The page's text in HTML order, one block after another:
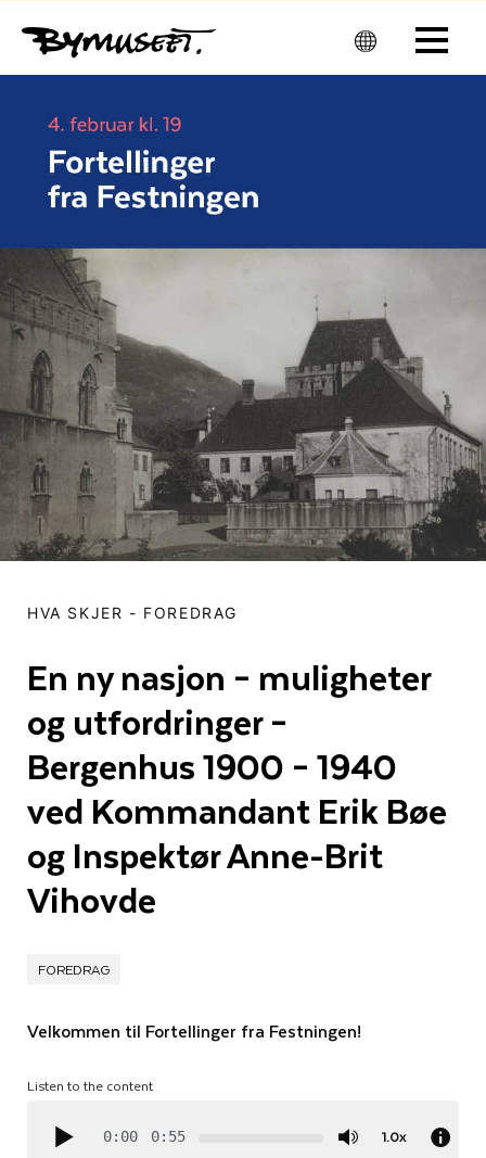
Men
u
HVA SKJER - FOREDRAG
En ny nasjon – muligheter
og utfordringer –
Bergenhus 1900 – 1940
ved Kommandant Erik Bøe
og Inspektør Anne-Brit
Vihovde
FOREDRAG
Velkommen til Fortellinger fra Festningen!
Listen to the content
0:00 0:55 1.0x